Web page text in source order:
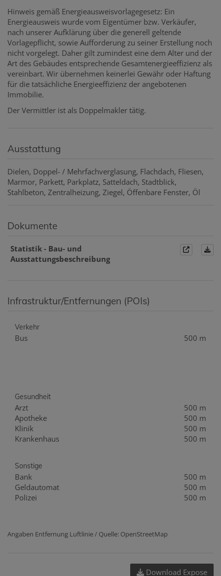
Hinweis gemäß Energieausweisvorlagegesetz: Ein
Energieausweis wurde vom Eigentümer bzw. Verkäufer,
nach unserer Aufklärung über die generell geltende
Vorlagepflicht, sowie Aufforderung zu seiner Erstellung noch
nicht vorgelegt. Daher gilt zumindest eine dem Alter und der
Art des Gebäudes entsprechende Gesamtenergieeffizienz als
vereinbart. Wir übernehmen keinerlei Gewähr oder Haftung
für die tatsächliche Energieeffizienz der angebotenen
Immobilie.
Der Vermittler ist als Doppelmakler tätig.
Ausstattung
Dielen Doppel- / Mehrfachverglasung Flachdach Fliesen
Marmor Parkett Parkplatz Satteldach Stadtblick
Stahlbeton Zentralheizung Ziegel Öffenbare Fenster Öl
Dokumente
Statistik - Bau- und
Ausstattungsbeschreibung
Infrastruktur/Entfernungen (POIs)
Verkehr
Bus 500 m
Gesundheit
Arzt
500 m
Apotheke
500 m
Klinik
500 m
Krankenhaus
500 m
Sonstige
Bank
500 m
Geldautomat
500 m
Polizei
500 m
Angaben Entfernung Luftlinie / Quelle: OpenStreetMap
Download Expose